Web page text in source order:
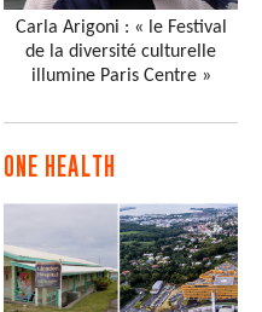
Carla Arigoni : « le Festival
de la diversité culturelle
illumine Paris Centre »
ONE HEALTH